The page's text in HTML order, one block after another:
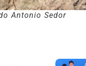
Antonio Sedor